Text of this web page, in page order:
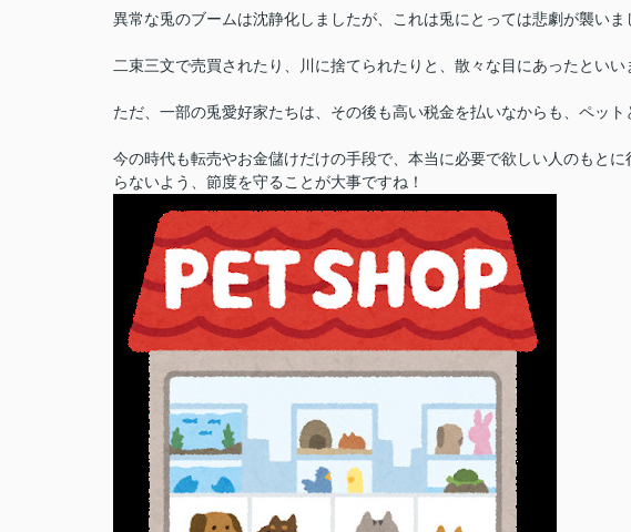
異常な兎のブームは沈静化しましたが、これは兎にとっては悲劇が襲いま
二束三文で売買されたり、川に捨てられたりと、散々な目にあったといい
ただ、一部の兎愛好家たちは、その後も高い税金を払いなからも、ペット
今の時代も転売やお金儲けだけの手段で、本当に必要で欲しい人のもと
らないよう、節度を守ることが大事ですね！